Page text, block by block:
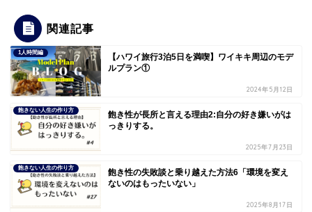
関連記事
1人時間編
【ハワイ旅行3泊5日を満喫】ワイキキ周辺のモデ
ルプラン①
2024年5月12日
飽きない人生の作り方
飽き性が長所と言える理由2:自分の好き嫌いがは
っきりする。
2025年7月23日
飽きない人生の作り方
飽き性の失敗談と乗り越えた方法6「環境を変え
ないのはもったいない」
2025年8月17日